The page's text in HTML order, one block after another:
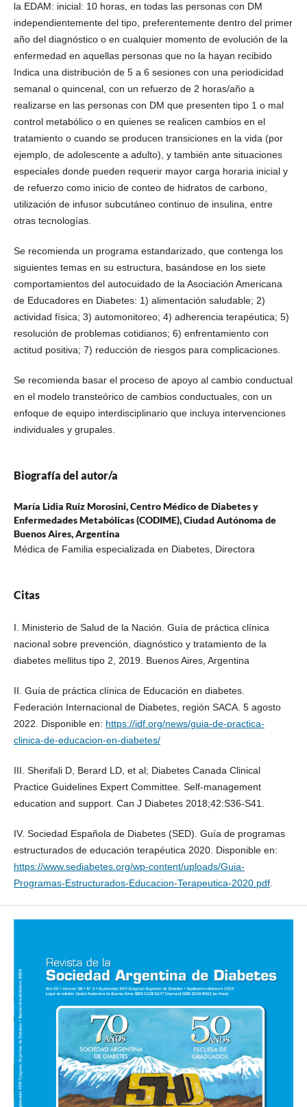
la EDAM: inicial: 10 horas, en todas las personas con DM
independientemente del tipo, preferentemente dentro del primer
año del diagnóstico o en cualquier momento de evolución de la
enfermedad en aquellas personas que no la hayan recibido
Indica una distribución de 5 a 6 sesiones con una periodicidad
semanal o quincenal, con un refuerzo de 2 horas/año a
realizarse en las personas con DM que presenten tipo 1 o mal
control metabólico o en quienes se realicen cambios en el
tratamiento o cuando se producen transiciones en la vida (por
ejemplo, de adolescente a adulto), y también ante situaciones
especiales donde pueden requerir mayor carga horaria inicial y
de refuerzo como inicio de conteo de hidratos de carbono,
utilización de infusor subcutáneo continuo de insulina, entre
otras tecnologías.
Se recomienda un programa estandarizado, que contenga los
siguientes temas en su estructura, basándose en los siete
comportamientos del autocuidado de la Asociación Americana
de Educadores en Diabetes: 1) alimentación saludable; 2)
actividad física; 3) automonitoreo; 4) adherencia terapéutica; 5)
resolución de problemas cotidianos; 6) enfrentamiento con
actitud positiva; 7) reducción de riesgos para complicaciones.
Se recomienda basar el proceso de apoyo al cambio conductual
en el modelo transteórico de cambios conductuales, con un
enfoque de equipo interdisciplinario que incluya intervenciones
individuales y grupales.
Biografía del autor/a
María Lidia Ruiz Morosini,Centro Médico de Diabetes y
Enfermedades Metabólicas (CODIME), Ciudad Autónoma de
Buenos Aires, Argentina
Médica de Familia especializada en Diabetes, Directora
Citas
I. Ministerio de Salud de la Nación. Guía de práctica clínica
nacional sobre prevención, diagnóstico y tratamiento de la
diabetes mellitus tipo 2, 2019. Buenos Aires, Argentina
II. Guía de práctica clínica de Educación en diabetes.
Federación Internacional de Diabetes, región SACA. 5 agosto
2022. Disponible en: https://idf.org/news/guia-de-practica-
clinica-de-educacion-en-diabetes/
III. Sherifali D, Berard LD, et al; Diabetes Canada Clinical
Practice Guidelines Expert Committee. Self-management
education and support. Can J Diabetes 2018;42:S36-S41.
IV. Sociedad Española de Diabetes (SED). Guía de programas
estructurados de educación terapéutica 2020. Disponible en:
https://www.sediabetes.org/wp-content/uploads/Guia-
Programas-Estructurados-Educacion-Terapeutica-2020.pdf.